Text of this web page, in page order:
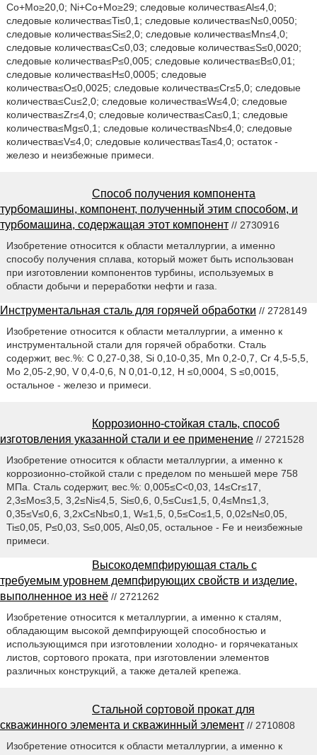
Со+Мо≥20,0; Ni+Co+Mo≥29; следовые количества≤Al≤4,0;
следовые количества≤Ti≤0,1; следовые количества≤N≤0,0050;
следовые количества≤Si≤2,0; следовые количества≤Mn≤4,0;
следовые количества≤C≤0,03; следовые количества≤S≤0,0020;
следовые количества≤Р≤0,005; следовые количества≤В≤0,01;
следовые количества≤Н≤0,0005; следовые
количества≤О≤0,0025; следовые количества≤Cr≤5,0; следовые
количества≤Cu≤2,0; следовые количества≤W≤4,0; следовые
количества≤Zr≤4,0; следовые количества≤Ca≤0,1; следовые
количества≤Mg≤0,1; следовые количества≤Nb≤4,0; следовые
количества≤V≤4,0; следовые количества≤Ta≤4,0; остаток -
железо и неизбежные примеси.
Способ получения компонента
турбомашины, компонент, полученный этим способом, и
турбомашина, содержащая этот компонент // 2730916
Изобретение относится к области металлургии, а именно
способу получения сплава, который может быть использован
при изготовлении компонентов турбины, используемых в
области добычи и переработки нефти и газа.
Инструментальная сталь для горячей обработки // 2728149
Изобретение относится к области металлургии, а именно к
инструментальной стали для горячей обработки. Сталь
содержит, вес.%: C 0,27-0,38, Si 0,10-0,35, Mn 0,2-0,7, Cr 4,5-5,5,
Mo 2,05-2,90, V 0,4-0,6, N 0,01-0,12, H ≤0,0004, S ≤0,0015,
остальное - железо и примеси.
Коррозионно-стойкая сталь, способ
изготовления указанной стали и ее применение // 2721528
Изобретение относится к области металлургии, а именно к
коррозионно-стойкой стали с пределом по меньшей мере 758
МПа. Сталь содержит, вес.%: 0,005≤C<0,03, 14≤Cr≤17,
2,3≤Mo≤3,5, 3,2≤Ni≤4,5, Si≤0,6, 0,5≤Cu≤1,5, 0,4≤Mn≤1,3,
0,35≤V≤0,6, 3,2xC≤Nb≤0,1, W≤1,5, 0,5≤Co≤1,5, 0,02≤N≤0,05,
Ti≤0,05, P≤0,03, S≤0,005, Al≤0,05, остальное - Fe и неизбежные
примеси.
Высокодемпфирующая сталь с
требуемым уровнем демпфирующих свойств и изделие,
выполненное из неё // 2721262
Изобретение относится к металлургии, а именно к сталям,
обладающим высокой демпфирующей способностью и
использующимся при изготовлении холодно- и горячекатаных
листов, сортового проката, при изготовлении элементов
различных конструкций, а также деталей крепежа.
Стальной сортовой прокат для
скважинного элемента и скважинный элемент // 2710808
Изобретение относится к области металлургии, а именно к